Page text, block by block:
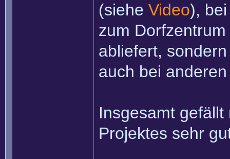
(siehe Video),
zum
abliefert,
auch bei
Insgesamt
Projektes sehr